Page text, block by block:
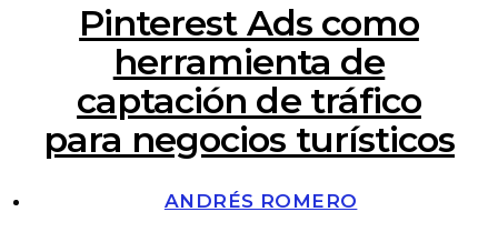
Pinterest Ads como
herramienta de
captación de tráfico
para negocios turísticos
ANDRÉS ROMERO